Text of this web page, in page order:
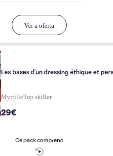
Ver a oferta
Les bases d'un dressing éthique et
MyrtilleTop skiller
29€
Ce pack comprend